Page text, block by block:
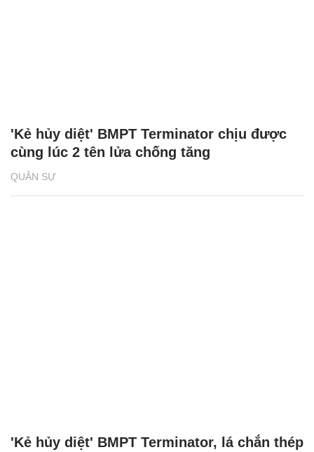
QUÂN SỰ
'Kẻ hủy diệt' BMPT Terminator chịu được
cùng lúc 2 tên lửa chống tăng
'Kẻ hủy diệt' BMPT Terminator, lá chắn thép